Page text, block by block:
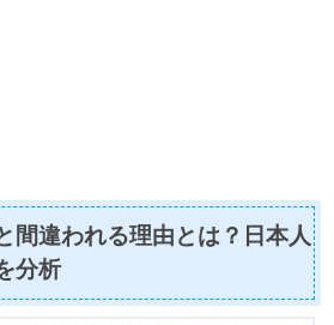
間違われる理由とは？日本人
分析